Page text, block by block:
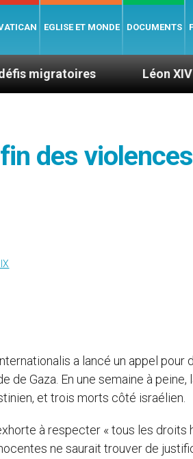
EGLISE ET MONDE DOCUMENTS
Léon XIV en France
des
a lancé un appel pour
Gaza. En une semaine à
et trois morts côté israélien.
à respecter « tous les droits
ne saurait trouver de